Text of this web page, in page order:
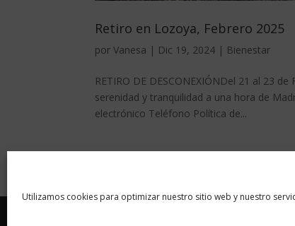
Utilizamos cookies para optimizar nuestro sitio web y nuestro
Retiro en Lozoya, Febrero 2025
porVanesa | Dic 19, 2024 | Bienestar
RETIRO DE DESCONEXIÓNDel 21 al 23
serenidad y tranquilidad a una hora de
electrónico Teléfono Política de...